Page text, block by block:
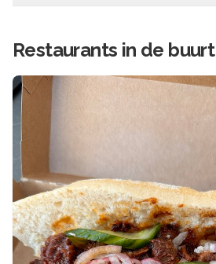
Restaurants in de buurt